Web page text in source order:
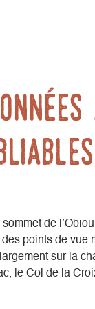
de
points de vue
sur la
le Col de la